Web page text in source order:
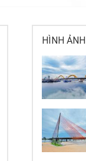
HÌNH ẢNH